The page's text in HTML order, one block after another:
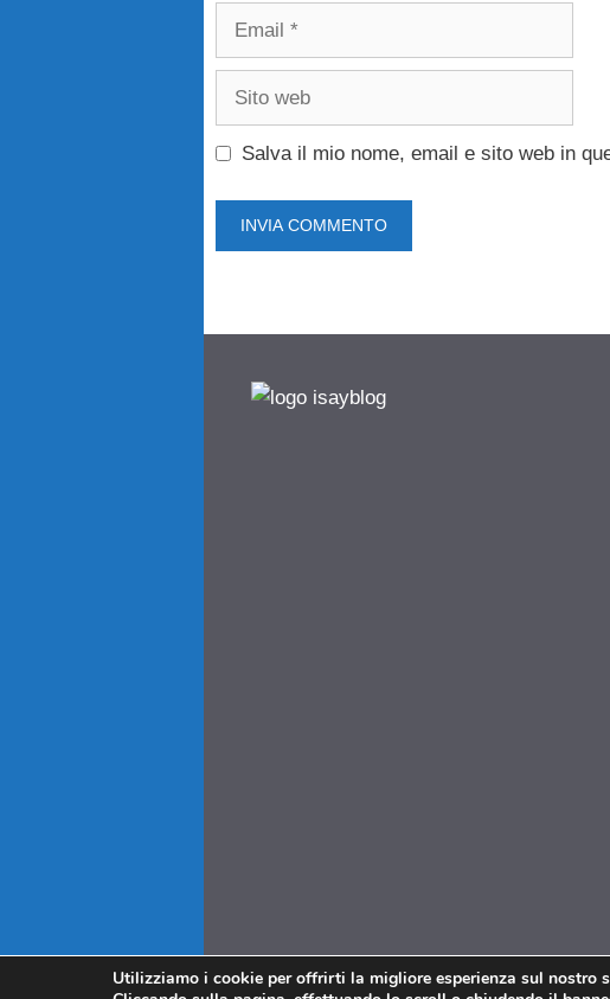
Email
Sito
Salva il mio nome, email e sito web in
Utilizziamo i cookie per offrirti la migliore esperienza sul nostro